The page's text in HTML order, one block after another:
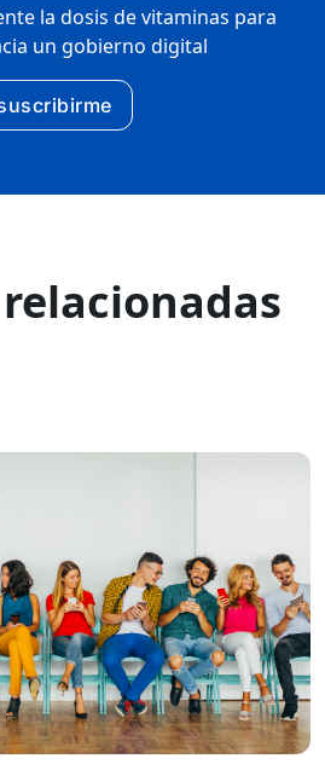
la dosis de vitaminas para
un gobierno digital